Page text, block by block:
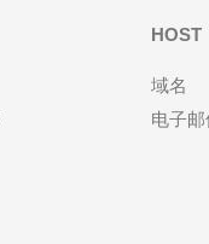
HOST
域名
电子